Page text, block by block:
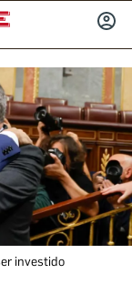
investido